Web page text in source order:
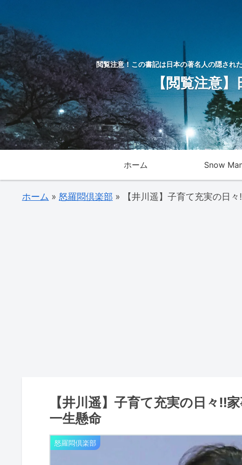
閲覧注意！この書記は日本の著名人の隠され
【閲覧注意
ホーム Snow
ホーム » 怒羅悶倶楽部 » 【井川遥】子育て充実の日
【井川遥】子育て充実の日々!!
一生懸命
怒羅悶倶楽部